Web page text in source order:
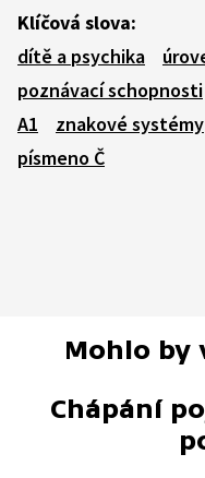
Klíčová slova:
dítě a psychika
poznávací schopnosti
A1
znakové systémy
písmeno Č
Mohlo by
Chápání